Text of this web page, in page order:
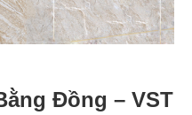
Đồng – VST